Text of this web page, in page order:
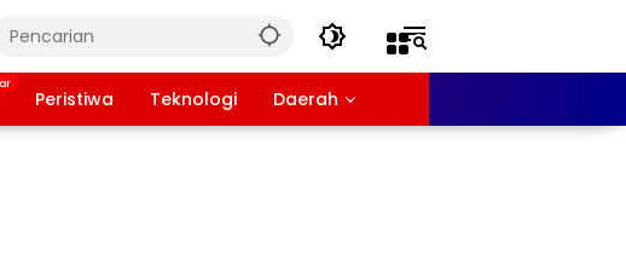
Peristiwa Teknologi Daerah